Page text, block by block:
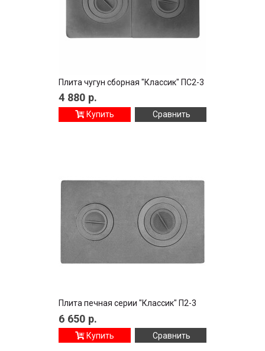
Плита чугун сборная "Классик" ПС2-3
4 880 р.
Купить Сравнить
Плита печная серии "Классик" П2-3
6 650 р.
Купить Сравнить